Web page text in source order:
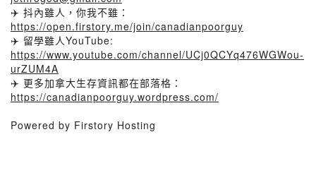
✈️ 抖內雖人，你我不雖：
https://open.firstory.me/join/canadianpoorguy
✈️ 留學雖人YouTube:
https://www.youtube.com/channel/UCj0QCYq476WGWou-
urZUM4A
✈️ 更多加拿大生存資訊都在部落格：
https://canadianpoorguy.wordpress.com/
Powered by Firstory Hosting